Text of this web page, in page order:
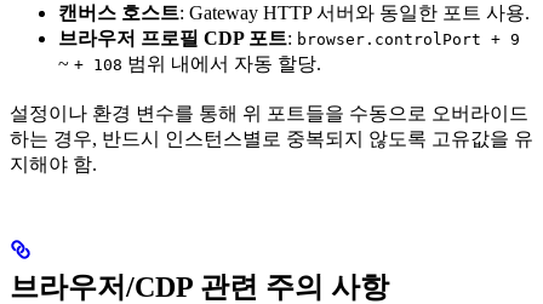
캔버스 호스트: Gateway HTTP 서버와 동일한 포트 사용.
브라우저 프로필 CDP 포트: browser.controlPort + 9
~ + 108 범위 내에서 자동 할당.
설정이나 환경 변수를 통해 위 포트들을 수동으로 오버라이드
하는 경우, 반드시 인스턴스별로 중복되지 않도록 고유값을 유
지해야 함.
브라우저/CDP 관련 주의 사항